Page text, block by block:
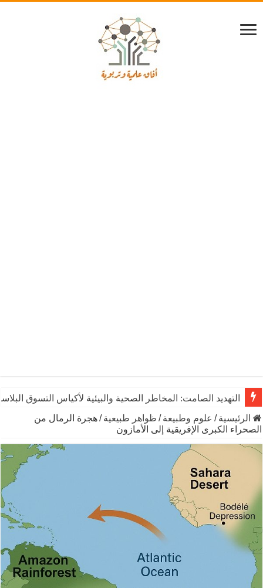
التهديد الصامت: المخاطر الصحية والبيئية لأكياس التسوق
الرئيسية / علوم وطبيعة / ظواهر طبيعية /هجرة الرمال من
الصحراء الكبرى الإفريقية إلى الأمازون